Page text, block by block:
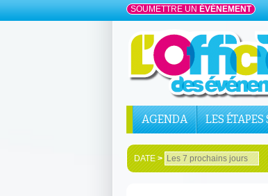
SOUMETTRE UN ÉVÉNEMENT
AGENDA LES
DATE>